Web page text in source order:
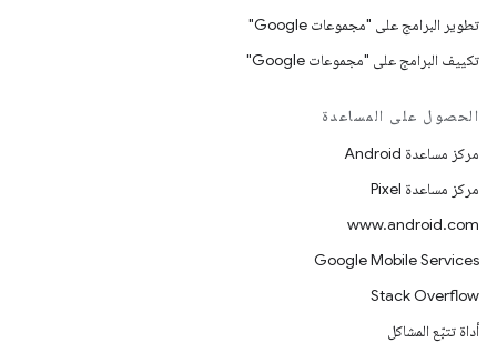
تطوير البرامج على "مجموعات Google"
تكييف البرامج على "مجموعات Google"
الحصول على المساعدة
مركز مساعدة Android
مركز مساعدة Pixel
www.android.com
Google Mobile Services
Stack Overflow
أداة تتبّع المشاكل